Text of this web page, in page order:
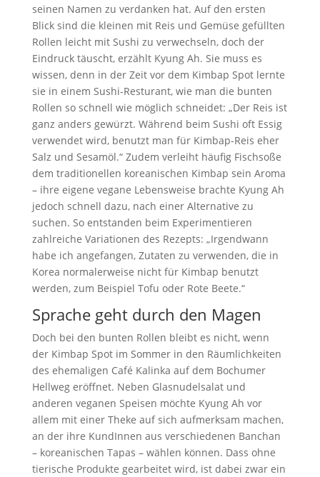
seinen Namen zu verdanken hat. Auf den ersten
Blick sind die kleinen mit Reis und Gemüse gefüllten
Rollen leicht mit Sushi zu verwechseln, doch der
Eindruck täuscht, erzählt Kyung Ah. Sie muss es
wissen, denn in der Zeit vor dem Kimbap Spot lernte
sie in einem Sushi-Resturant, wie man die bunten
Rollen so schnell wie möglich schneidet: „Der Reis ist
ganz anders gewürzt. Während beim Sushi oft Essig
verwendet wird, benutzt man für Kimbap-Reis eher
Salz und Sesamöl.“ Zudem verleiht häufig Fischsoße
dem traditionellen koreanischen Kimbap sein Aroma
– ihre eigene vegane Lebensweise brachte Kyung Ah
jedoch schnell dazu, nach einer Alternative zu
suchen. So entstanden beim Experimentieren
zahlreiche Variationen des Rezepts: „Irgendwann
habe ich angefangen, Zutaten zu verwenden, die in
Korea normalerweise nicht für Kimbap benutzt
werden, zum Beispiel Tofu oder Rote Beete.“
Sprache geht durch den Magen
Doch bei den bunten Rollen bleibt es nicht, wenn
der Kimbap Spot im Sommer in den Räumlichkeiten
des ehemaligen Café Kalinka auf dem Bochumer
Hellweg eröffnet. Neben Glasnudelsalat und
anderen veganen Speisen möchte Kyung Ah vor
allem mit einer Theke auf sich aufmerksam machen,
an der ihre KundInnen aus verschiedenen Banchan
– koreanischen Tapas – wählen können. Dass ohne
tierische Produkte gearbeitet wird, ist dabei zwar ein